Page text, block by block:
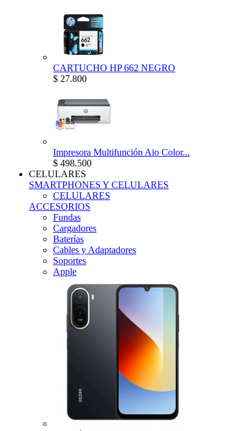
CARTUCHO HP 662 NEGRO
$ 27.800
Impresora Multifunción Aio Color...
$ 498.500
CELULARES
SMARTPHONES Y CELULARES
CELULARES
ACCESORIOS
Fundas
Cargadores
Baterías
Cables y Adaptadores
Soportes
Apple